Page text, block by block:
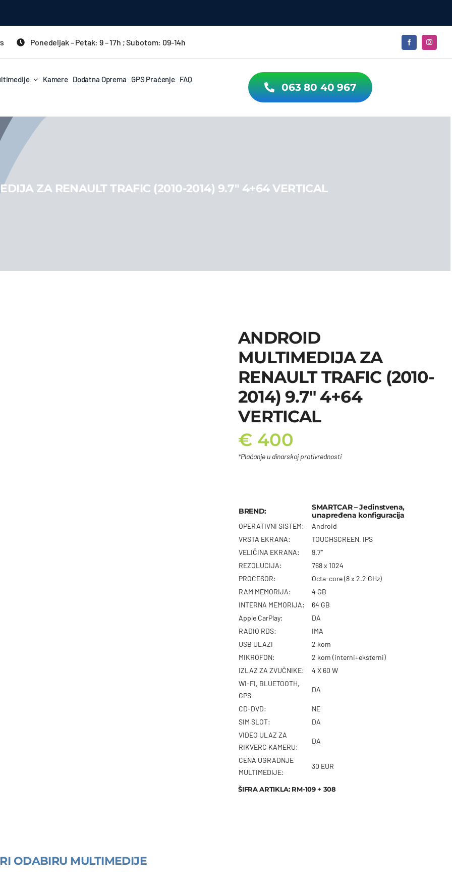
Ponedeljak – Petak: 9 – 17h ; Subotom: 09-14h
Kamere Dodatna Oprema GPS Praćenje FAQ
063 80 40 967
ZA RENAULT TRAFIC (2010-2014) 9.7″ 4+64 VERTICAL
ANDROID
MULTIMEDIJA ZA
RENAULT TRAFIC (2010-
2014) 9.7″ 4+64
VERTICAL
€ 400
*Plaćanje u dinarskoj protivrednosti
BREND:
SMARTCAR – Jedinstvena,
unapređena konfiguracija
OPERATIVNI SISTEM:
Android
VRSTA EKRANA:
TOUCHSCREEN, IPS
VELIČINA EKRANA:
9.7″
REZOLUCIJA:
768 x 1024
PROCESOR:
Octa-core (8 x 2.2 GHz)
RAM MEMORIJA:
4 GB
INTERNA MEMORIJA:
64 GB
Apple CarPlay:
DA
RADIO RDS:
IMA
USB ULAZI
2 kom
MIKROFON:
2 kom (interni+eksterni)
IZLAZ ZA ZVUČNIKE:
4 X 60 W
WI-FI, BLUETOOTH,
GPS
DA
CD-DVD:
NE
SIM SLOT:
DA
VIDEO ULAZ ZA
RIKVERC KAMERU:
DA
CENA UGRADNJE
MULTIMEDIJE:
30 EUR
ŠIFRA ARTIKLA: RM-109 + 308
ODABIRU MULTIMEDIJE